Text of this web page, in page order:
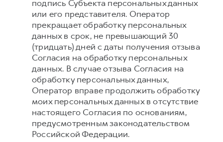
подпись Субъекта персональных данных
или его представителя. Оператор
прекращает обработку персональных
данных в срок, не превышающий 30
(тридцать) дней с даты получения отзыва
Согласия на обработку персональных
данных. В случае отзыва Согласия на
обработку персональных данных,
Оператор вправе продолжить обработку
моих персональных данных в отсутствие
настоящего Согласия по основаниям,
предусмотренным законодательством
Российской Федерации.